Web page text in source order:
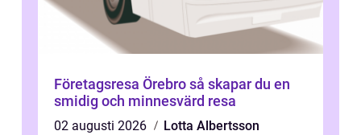
Företagsresa Örebro så skapar du en
smidig och minnesvärd resa
02 augusti 2026
Lotta Albertsson